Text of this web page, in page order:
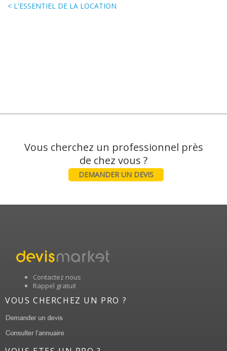
< L'ESSENTIEL DE LA LOCATION
Vous cherchez un professionnel près
DEMANDER UN DEVIS
Contactez nous
Rappel gratuit
VOUS CHERCHEZ UN PRO ?